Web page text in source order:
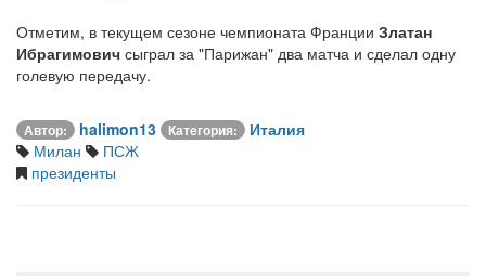
Отметим, в текущем сезоне чемпионата Франции Златан
Ибрагимович сыграл за "Парижан" два матча и сделал одну
голевую передачу.
Автор: halimon13 Категория:
Италия
Милан
ПСЖ
президенты